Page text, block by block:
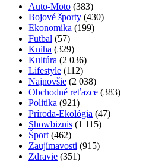
Auto-Moto (383)
Bojové športy (430)
Ekonomika (199)
Futbal (57)
Kniha (329)
Kultúra (2 036)
Lifestyle (112)
Najnovšie (2 038)
Obchodné reťazce (383)
Politika (921)
Príroda-Ekológia (47)
Showbiznis (1 115)
Šport (462)
Zaujímavosti (915)
Zdravie (351)